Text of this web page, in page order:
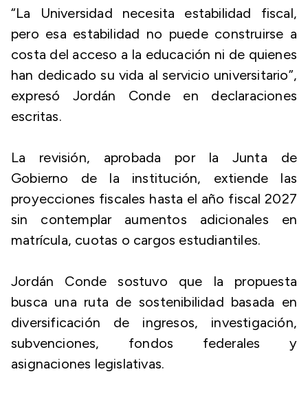
“La Universidad necesita estabilidad fiscal,
pero esa estabilidad no puede construirse a
costa del acceso a la educación ni de quienes
han dedicado su vida al servicio universitario”,
expresó Jordán Conde en declaraciones
escritas.
La revisión, aprobada por la Junta de
Gobierno de la institución, extiende las
proyecciones fiscales hasta el año fiscal 2027
sin contemplar aumentos adicionales en
matrícula, cuotas o cargos estudiantiles.
Jordán Conde sostuvo que la propuesta
busca una ruta de sostenibilidad basada en
diversificación de ingresos, investigación,
subvenciones, fondos federales y
asignaciones legislativas.